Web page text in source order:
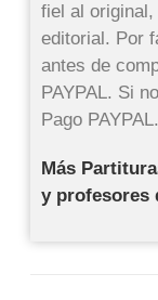
fiel al
editorial. Por
antes de
PAYPAL. Si
Pago PAYPAL.
Más
y profesores